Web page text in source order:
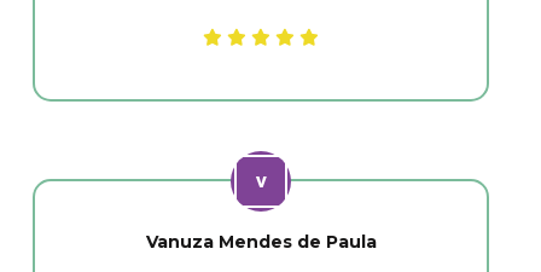
Vanuza Mendes de Paula